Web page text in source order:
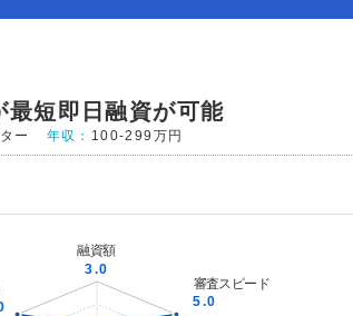
最短即日融資が可能
ー 年収： 100-299万円